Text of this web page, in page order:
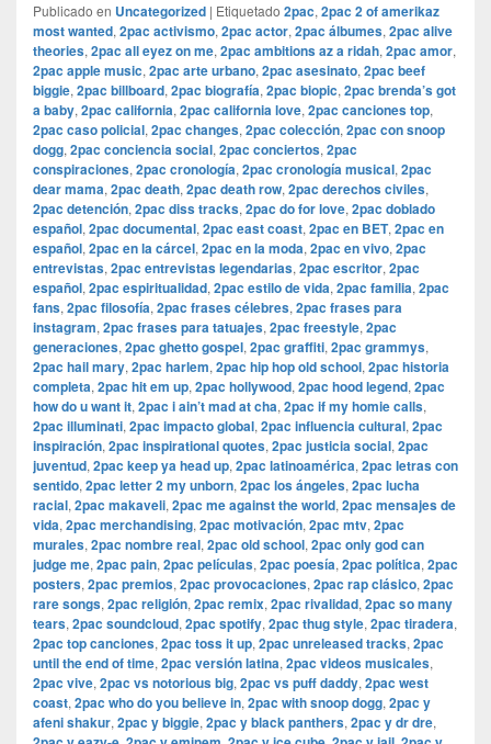
Publicado en Uncategorized | Etiquetado 2pac, 2pac 2 of amerikaz
most wanted, 2pac activismo, 2pac actor, 2pac álbumes, 2pac alive
theories, 2pac all eyez on me, 2pac ambitions az a ridah, 2pac amor,
2pac apple music, 2pac arte urbano, 2pac asesinato, 2pac beef
biggie, 2pac billboard, 2pac biografía, 2pac biopic, 2pac brenda’s got
a baby, 2pac california, 2pac california love, 2pac canciones top,
2pac caso policial, 2pac changes, 2pac colección, 2pac con snoop
dogg, 2pac conciencia social, 2pac conciertos, 2pac
conspiraciones, 2pac cronología, 2pac cronología musical, 2pac
dear mama, 2pac death, 2pac death row, 2pac derechos civiles,
2pac detención, 2pac diss tracks, 2pac do for love, 2pac doblado
español, 2pac documental, 2pac east coast, 2pac en BET, 2pac en
español, 2pac en la cárcel, 2pac en la moda, 2pac en vivo, 2pac
entrevistas, 2pac entrevistas legendarias, 2pac escritor, 2pac
español, 2pac espiritualidad, 2pac estilo de vida, 2pac familia, 2pac
fans, 2pac filosofía, 2pac frases célebres, 2pac frases para
instagram, 2pac frases para tatuajes, 2pac freestyle, 2pac
generaciones, 2pac ghetto gospel, 2pac graffiti, 2pac grammys,
2pac hail mary, 2pac harlem, 2pac hip hop old school, 2pac historia
completa, 2pac hit em up, 2pac hollywood, 2pac hood legend, 2pac
how do u want it, 2pac i ain’t mad at cha, 2pac if my homie calls,
2pac illuminati, 2pac impacto global, 2pac influencia cultural, 2pac
inspiración, 2pac inspirational quotes, 2pac justicia social, 2pac
juventud, 2pac keep ya head up, 2pac latinoamérica, 2pac letras con
sentido, 2pac letter 2 my unborn, 2pac los ángeles, 2pac lucha
racial, 2pac makaveli, 2pac me against the world, 2pac mensajes de
vida, 2pac merchandising, 2pac motivación, 2pac mtv, 2pac
murales, 2pac nombre real, 2pac old school, 2pac only god can
judge me, 2pac pain, 2pac películas, 2pac poesía, 2pac política, 2pac
posters, 2pac premios, 2pac provocaciones, 2pac rap clásico, 2pac
rare songs, 2pac religión, 2pac remix, 2pac rivalidad, 2pac so many
tears, 2pac soundcloud, 2pac spotify, 2pac thug style, 2pac tiradera,
2pac top canciones, 2pac toss it up, 2pac unreleased tracks, 2pac
until the end of time, 2pac versión latina, 2pac videos musicales,
2pac vive, 2pac vs notorious big, 2pac vs puff daddy, 2pac west
coast, 2pac who do you believe in, 2pac with snoop dogg, 2pac y
afeni shakur, 2pac y biggie, 2pac y black panthers, 2pac y dr dre,